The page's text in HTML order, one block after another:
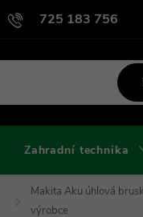
725 183 756
Podmínky ochrany
Zahradní technika
Makita Aku úhlová
výrobce